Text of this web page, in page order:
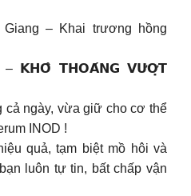
– Khai trương hồng
– 𝗞𝗛𝗢̂ 𝗧𝗛𝗢𝗔́𝗡𝗚 𝗩𝗨̛𝗢̛̣𝗧
cả ngày, vừa giữ cho cơ thể
INOD !
quả, tạm biệt mồ hôi và
luôn tự tin, bất chấp vận